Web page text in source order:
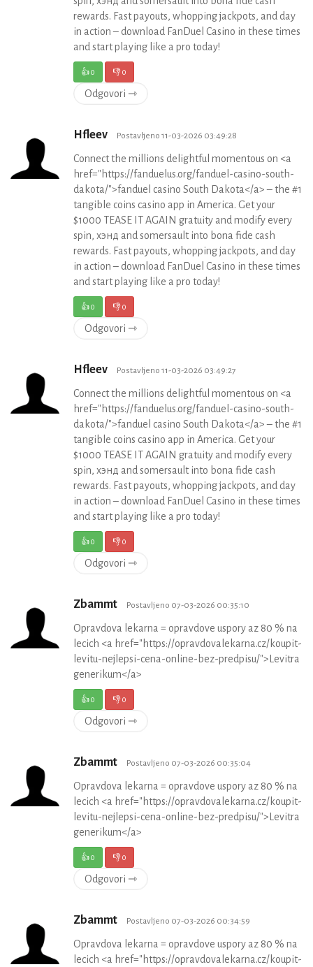
rewards. Fast payouts, whopping jackpots, and day
in action – download FanDuel Casino in these times
and start playing like a pro today!
👍0 👎0
Odgovori ⇾
Hfleev Postavljeno 11-03-2026 03:49:28
Connect the millions delightful momentous on <a
href="https://fanduelus.org/fanduel-casino-south-
dakota/">fanduel casino South Dakota</a> – the #1
tangible coins casino app in America. Get your
$1000 TEASE IT AGAIN gratuity and modify every
spin, хэнд and somersault into bona fide cash
rewards. Fast payouts, whopping jackpots, and day
in action – download FanDuel Casino in these times
and start playing like a pro today!
👍0 👎0
Odgovori ⇾
Hfleev Postavljeno 11-03-2026 03:49:27
Connect the millions delightful momentous on <a
href="https://fanduelus.org/fanduel-casino-south-
dakota/">fanduel casino South Dakota</a> – the #1
tangible coins casino app in America. Get your
$1000 TEASE IT AGAIN gratuity and modify every
spin, хэнд and somersault into bona fide cash
rewards. Fast payouts, whopping jackpots, and day
in action – download FanDuel Casino in these times
and start playing like a pro today!
👍0 👎0
Odgovori ⇾
Zbammt Postavljeno 07-03-2026 00:35:10
Opravdova lekarna = opravdove uspory az 80 % na
lecich <a href="https://opravdovalekarna.cz/koupit-
levitu-nejlepsi-cena-online-bez-predpisu/">Levitra
generikum</a>
👍0 👎0
Odgovori ⇾
Zbammt Postavljeno 07-03-2026 00:35:04
Opravdova lekarna = opravdove uspory az 80 % na
lecich <a href="https://opravdovalekarna.cz/koupit-
levitu-nejlepsi-cena-online-bez-predpisu/">Levitra
generikum</a>
👍0 👎0
Odgovori ⇾
Zbammt Postavljeno 07-03-2026 00:34:59
Opravdova lekarna = opravdove uspory az 80 % na
lecich <a href="https://opravdovalekarna.cz/koupit-